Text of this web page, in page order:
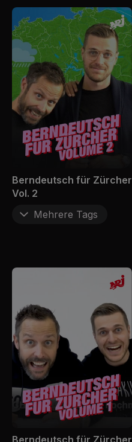
Berndeutsch für Zürcher
Vol. 2
Mehrere Tags